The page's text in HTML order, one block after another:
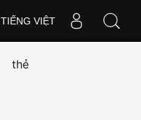
TIẾNG VIỆT
thẻ